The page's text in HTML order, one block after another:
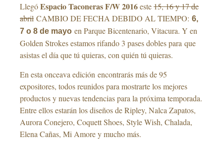
LlegóEspacio Taconeras F/W 2016este15, 16 y 17 de
abril CAMBIO DE FECHA DEBIDO AL TIEMPO: 6,
7 o 8 de mayo en Parque Bicentenario, Vitacura. Y en
Golden Strokes estamos rifando 3 pases dobles para que
asistas el día que tú quieras, con quién tú quieras.
En esta onceava edición encontrarás más de 95
expositores, todos reunidos para mostrarte los mejores
productos y nuevas tendencias para la próxima temporada.
Entre ellos estarán los diseños de Ripley, Nalca Zapatos,
Aurora Conejero, Coquett Shoes, Style Wish, Chalada,
Elena Cañas, Mi Amore y mucho más.